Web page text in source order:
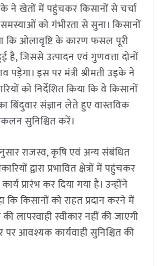
ने खेतों में पहुंचकर किसानों से चर्चा
को गंभीरता से सुना। किसानों
कि ओलावृष्टि के कारण फसल पूरी
है, जिससे उत्पादन एवं गुणवत्ता दोनों
पड़ेगा। इस पर मंत्री श्रीमती उइके ने
को निर्देशित किया कि वे किसानों
बिंदुवार संज्ञान लेते हुए वास्तविक
सुनिश्चित करें।
राजस्व, कृषि एवं अन्य संबंधित
द्वारा प्रभावित क्षेत्रों में पहुंचकर
प्रारंभ कर दिया गया है। उन्होंने
कि किसानों को राहत प्रदान करने में
की लापरवाही स्वीकार नहीं की जाएगी
आवश्यक कार्यवाही सुनिश्चित की